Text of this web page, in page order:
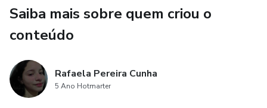
Saiba mais sobre quem criou o
conteúdo
Rafaela Pereira Cunha
5 Ano Hotmarter